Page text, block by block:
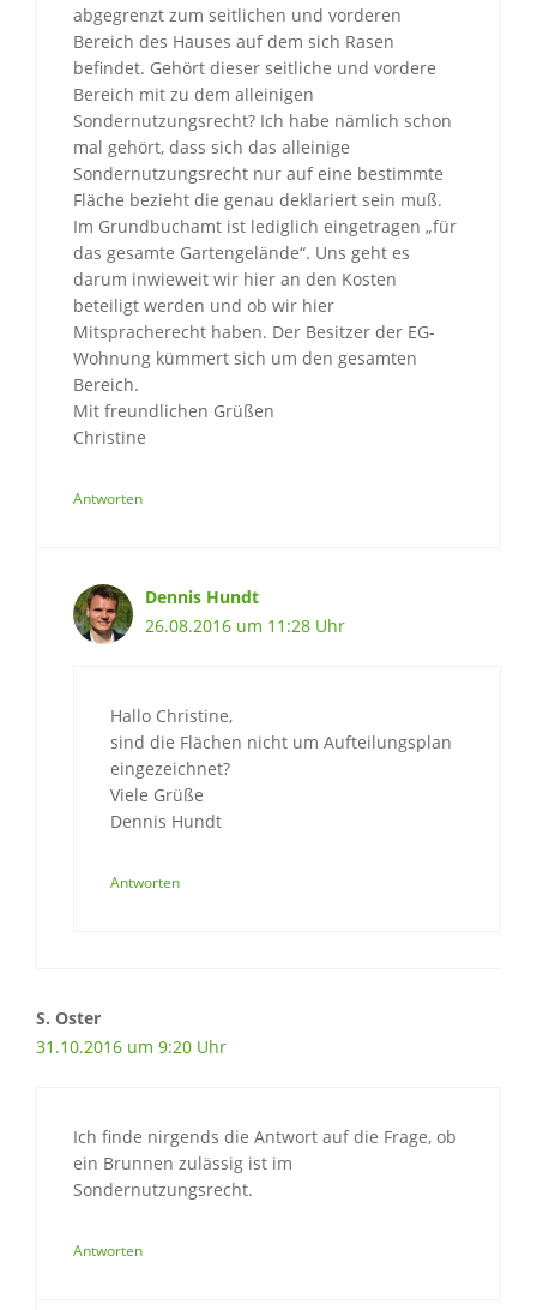
abgegrenzt zum seitlichen und vorderen
Bereich des Hauses auf dem sich Rasen
befindet. Gehört dieser seitliche und vordere
Bereich mit zu dem alleinigen
Sondernutzungsrecht? Ich habe nämlich schon
mal gehört, dass sich das alleinige
Sondernutzungsrecht nur auf eine bestimmte
Fläche bezieht die genau deklariert sein muß.
Im Grundbuchamt ist lediglich eingetragen „für
das gesamte Gartengelände“. Uns geht es
darum inwieweit wir hier an den Kosten
beteiligt werden und ob wir hier
Mitspracherecht haben. Der Besitzer der EG-
Wohnung kümmert sich um den gesamten
Bereich.
Mit freundlichen Grüßen
Christine
Antworten
Dennis Hundt
26.08.2016 um 11:28 Uhr
Hallo Christine,
sind die Flächen nicht um Aufteilungsplan
eingezeichnet?
Viele Grüße
Dennis Hundt
Antworten
S. Oster
31.10.2016 um 9:20 Uhr
Ich finde nirgends die Antwort auf die Frage, ob
ein Brunnen zulässig ist im
Sondernutzungsrecht.
Antworten